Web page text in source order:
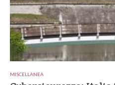
MISCELLANEA